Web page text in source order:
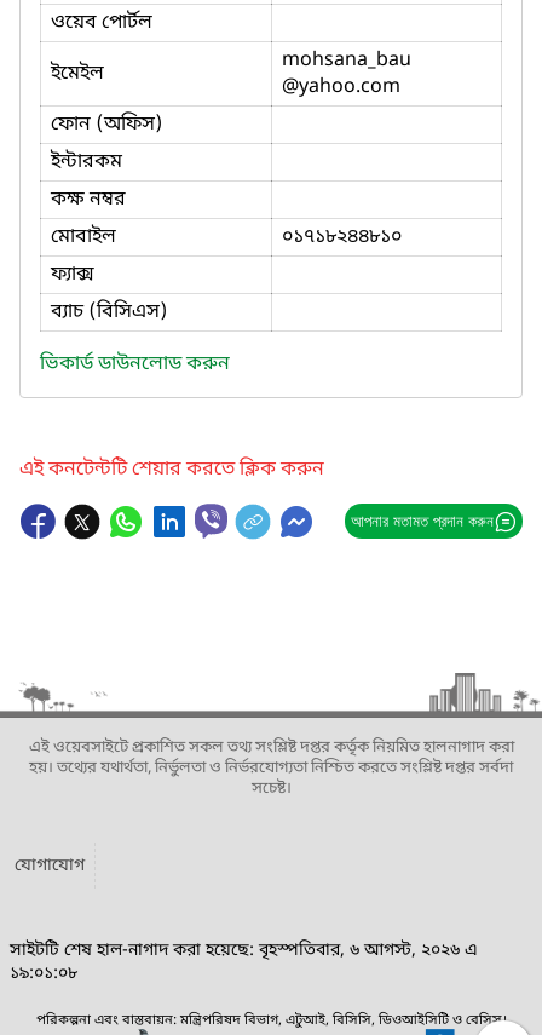
ওয়েব পোর্টল
ইমেইল
mohsana_bau
@yahoo.com
ফোন (অফিস)
ইন্টারকম
কক্ষ নম্বর
মোবাইল
০১৭১৮২৪৪৮১০
ফ্যাক্স
ব্যাচ (বিসিএস)
ভিকার্ড ডাউনলোড করুন
এই কনটেন্টটি শেয়ার করতে ক্লিক করুন
আপনার মতামত প্রদান করুন
এই ওয়েবসাইটে প্রকাশিত সকল তথ্য সংশ্লিষ্ট দপ্তর কর্তৃক নিয়মিত হালনাগাদ করা
হয়। তথ্যের যথার্থতা, নির্ভুলতা ও নির্ভরযোগ্যতা নিশ্চিত করতে সংশ্লিষ্ট দপ্তর সর্বদা
সচেষ্ট।
যোগাযোগ
সাইটটি শেষ হাল-নাগাদ করা হয়েছে: বৃহস্পতিবার, ৬ আগস্ট, ২০২৬ এ
১৯:০১:০৮
পরিকল্পনা এবং বাস্তবায়ন: মন্ত্রিপরিষদ বিভাগ, এটুআই, বিসিসি, ডিওআইসিটি ও বেসিস।